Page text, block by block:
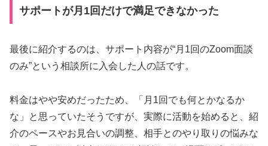
サポートが月1回だけで満足できなかった
最後に紹介するのは、サポート内容が“月1回のZoom面談
のみ”という相談所に入会した人の話です。
料金はやや安めだったため、「月1回でも何とかなるか
な」と思っていたそうですが、実際に活動を始めると、紹
介のペースやお見合いの調整、相手とのやり取りの悩みな